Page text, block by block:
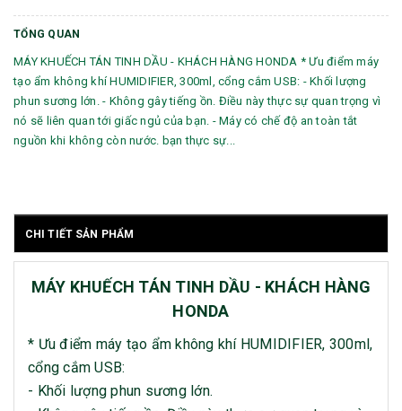
TỔNG QUAN
MÁY KHUẾCH TÁN TINH DẦU - KHÁCH HÀNG HONDA * Ưu điểm máy
tạo ẩm không khí HUMIDIFIER, 300ml, cổng cắm USB: - Khối lượng
phun sương lớn. - Không gây tiếng ồn. Điều này thực sự quan trọng vì
nó sẽ liên quan tới giấc ngủ của bạn. - Máy có chế độ an toàn tắt
nguồn khi không còn nước. bạn thực sự...
CHI TIẾT SẢN PHẨM
MÁY KHUẾCH TÁN TINH DẦU - KHÁCH HÀNG
HONDA
* Ưu điểm máy tạo ẩm không khí HUMIDIFIER, 300ml,
cổng cắm USB:
- Khối lượng phun sương lớn.